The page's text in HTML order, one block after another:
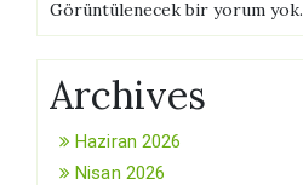
Görüntülenecek bir yorum yok.
Archives
Haziran 2026
Nisan 2026